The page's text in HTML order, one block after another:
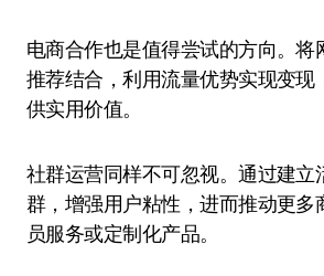
电商合作也是值得尝试的方向。将
推荐结合，利用流量优势实现变现
供实用价值。
社群运营同样不可忽视。通过建立
群，增强用户粘性，进而推动更多
员服务或定制化产品。